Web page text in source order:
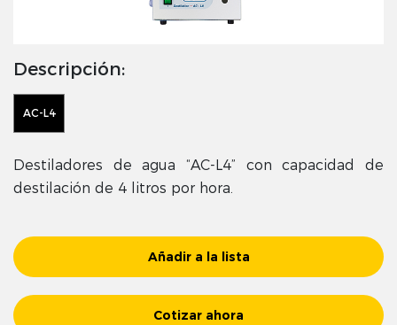
Descripción:
AC-L4
Destiladores de agua “AC-L4” con capacidad de
destilación de 4 litros por hora.
Añadir a la lista
Cotizar ahora